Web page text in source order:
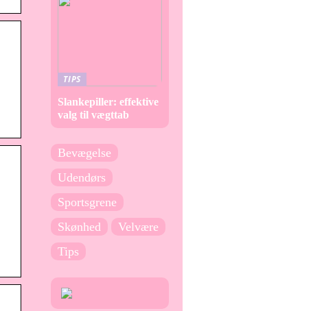
TIPS
Slankepiller: effektive
valg til vægttab
Bevægelse
Udendørs
Sportsgrene
Skønhed
Velvære
Tips